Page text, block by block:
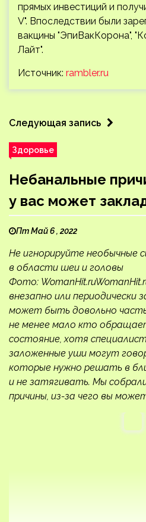
прямых инвестиций и
V". Впоследствии были
вакцины "ЭпиВакКорона",
Лайт".
Источник: rambler.ru
Следующая запись
Здоровье
Небанальные
у вас может
Пт Май 6 , 2022
Не игнорируйте необычные
в области шеи и головы
Фото:
внезапно или периодически
может быть довольно
не менее мало кто
состояние, хотя
заложенные уши могут
которые нужно решать в
и не затягивать. Мы
причины, из-за чего вы